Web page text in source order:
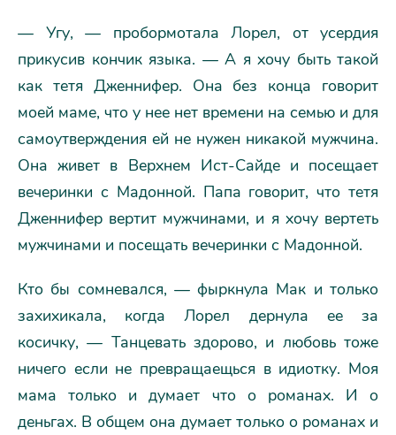
— Угу, — пробормотала Лорел, от усердия
прикусив кончик языка. — А я хочу быть такой
как тетя Дженнифер. Она без конца говорит
моей маме, что у нее нет времени на семью и для
самоутверждения ей не нужен никакой мужчина.
Она живет в Верхнем Ист-Сайде и посещает
вечеринки с Мадонной. Папа говорит, что тетя
Дженнифер вертит мужчинами, и я хочу вертеть
мужчинами и посещать вечеринки с Мадонной.
Кто бы сомневался, — фыркнула Мак и только
захихикала, когда Лорел дернула ее за
косичку, — Танцевать здорово, и любовь тоже
ничего если не превращаещься в идиотку. Моя
мама только и думает что о романах. И о
деньгах. В общем она думает только о романах и